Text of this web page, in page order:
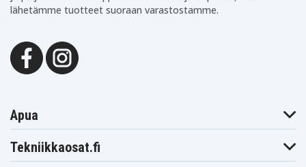
lähetämme tuotteet suoraan varastostamme.
Apua
Tekniikkaosat.fi